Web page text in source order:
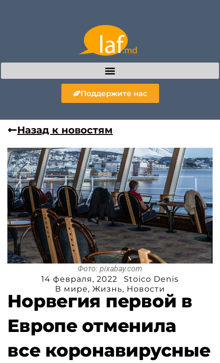
Поддержите нас
Назад к новостям
Фото: pixabay.com
14 февраля, 2022
Stoico Denis
В мире, Жизнь, Новости
Норвегия первой в
Европе отменила
все коронавирусные